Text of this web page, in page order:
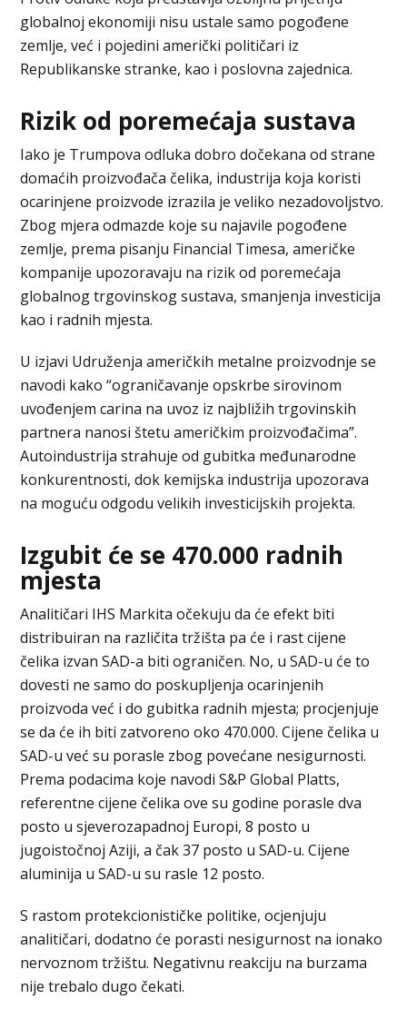
globalnoj ekonomiji nisu ustale samo pogođene
zemlje, već i pojedini američki političari iz
Republikanske stranke, kao i poslovna zajednica.
Rizik od poremećaja sustava
Iako je Trumpova odluka dobro dočekana od strane
domaćih proizvođača čelika, industrija koja koristi
ocarinjene proizvode izrazila je veliko nezadovoljstvo.
Zbog mjera odmazde koje su najavile pogođene
zemlje, prema pisanju Financial Timesa, američke
kompanije upozoravaju na rizik od poremećaja
globalnog trgovinskog sustava, smanjenja investicija
kao i radnih mjesta.
U izjavi Udruženja američkih metalne proizvodnje se
navodi kako “ograničavanje opskrbe sirovinom
uvođenjem carina na uvoz iz najbližih trgovinskih
partnera nanosi štetu američkim proizvođačima”.
Autoindustrija strahuje od gubitka međunarodne
konkurentnosti, dok kemijska industrija upozorava
na moguću odgodu velikih investicijskih projekta.
Izgubit će se 470.000 radnih
mjesta
Analitičari IHS Markita očekuju da će efekt biti
distribuiran na različita tržišta pa će i rast cijene
čelika izvan SAD-a biti ograničen. No, u SAD-u će to
dovesti ne samo do poskupljenja ocarinjenih
proizvoda već i do gubitka radnih mjesta; procjenjuje
se da će ih biti zatvoreno oko 470.000. Cijene čelika u
SAD-u već su porasle zbog povećane nesigurnosti.
Prema podacima koje navodi S&P Global Platts,
referentne cijene čelika ove su godine porasle dva
posto u sjeverozapadnoj Europi, 8 posto u
jugoistočnoj Aziji, a čak 37 posto u SAD-u. Cijene
aluminija u SAD-u su rasle 12 posto.
S rastom protekcionističke politike, ocjenjuju
analitičari, dodatno će porasti nesigurnost na ionako
nervoznom tržištu. Negativnu reakciju na burzama
nije trebalo dugo čekati.